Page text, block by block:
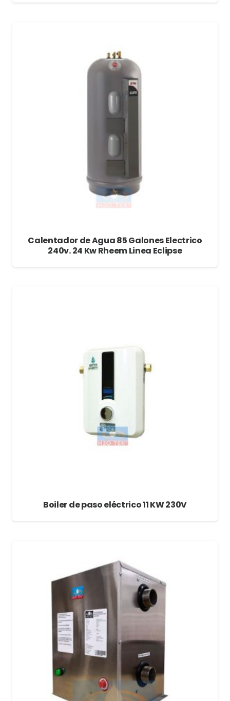
Calentador de Agua 85 Galones Electrico
240v. 24 Kw Rheem Linea Eclipse
Boiler de paso eléctrico 11 KW 230V